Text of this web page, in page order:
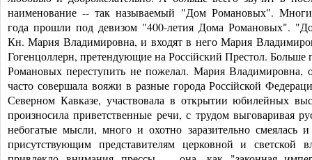
наименование -- так называемый "Дом Романовых".
года прошли под девизом "400-летия Дома Романовых".
Кн. Мария Владимировна, и входят в него Мария
Гогенцоллерн, претендующие на Россiйский Престол. Больше
Романовых переступить не пожелал. Мария Владимировна,
часто совершала вояжи в разные города Россiйской
Северном Кавказе, участвовала в открытии юбилейных
произносила приветственные речи, с трудом выговаривая
небогатые мысли, много и охотно заразительно смеялась
присутствующим представителям церковной и